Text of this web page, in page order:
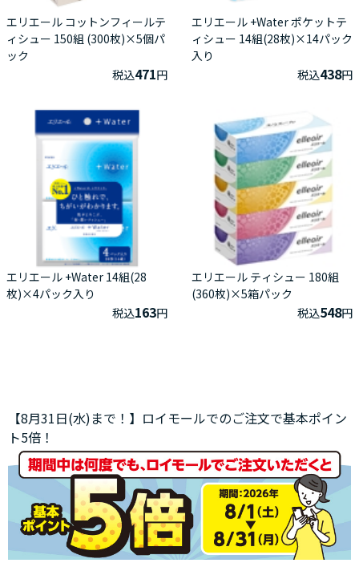
エリエール コットンフィールテ
ィシュー 150組 (300枚)×5個パ
ック
税込471円
エリエール +Water ポケットテ
ィシュー 14組(28枚)×14パック
入り
税込438円
エリエール +Water 14組(28
枚)×4パック入り
税込163円
エリエール ティシュー 180組
(360枚)×5箱パック
税込548円
【8月31日(水)まで！】ロイモールでのご注文で基本ポイン
ト5倍！